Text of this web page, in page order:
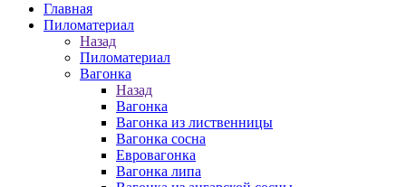
Главная
Пиломатериал
Назад
Пиломатериал
Вагонка
Назад
Вагонка
Вагонка из лиственницы
Вагонка сосна
Евровагонка
Вагонка липа